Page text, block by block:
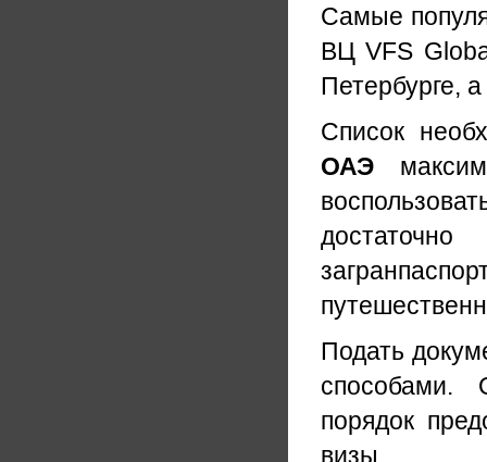
Самые
ВЦ VFS
Петербурге,
Список
ОАЭ
Подать
способами.
порядок
визы.